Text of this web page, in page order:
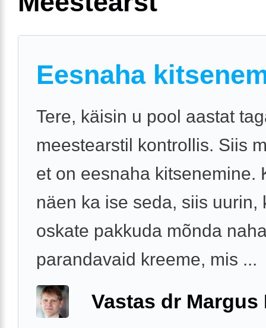
Eesnaha
Tere, käisin u pool aastat
meestearstil kontrollis. Siis
et on eesnaha kitsenemine.
näen ka ise seda, siis uurin,
oskate pakkuda mõnda
parandavaid kreeme, mis ...
Vastas dr Margus